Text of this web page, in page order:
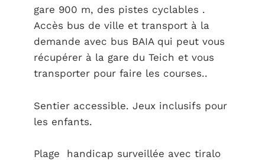
gare 900 m, des pistes cyclables .
Accès bus de ville et transport à la
demande avec bus BAIA qui peut vous
récupérer à la gare du Teich et vous
transporter pour faire les courses..
Sentier accessible. Jeux inclusifs pour
les enfants.
Plage handicap surveillée avec tiralo